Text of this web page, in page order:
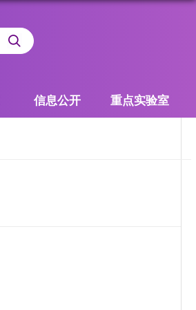
信息公开 重点实验室